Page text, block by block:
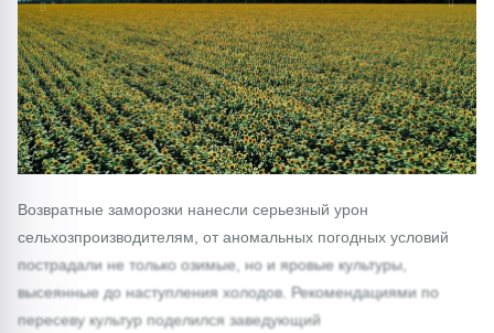
1/0
Возвратные заморозки нанесли серьезный урон
сельхозпроизводителям, от аномальных погодных условий
пострадали не только озимые, но и яровые культуры,
высеянные до наступления холодов. Рекомендациями по
пересеву культур поделился заведующий